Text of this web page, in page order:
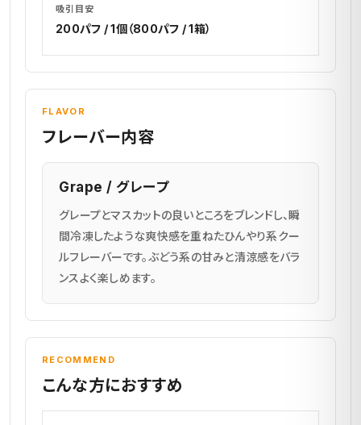
吸引目安
200パフ / 1個（800パフ / 1箱）
FLAVOR
フレーバー内容
Grape / グレープ
グレープとマスカットの良いところをブレンドし、瞬
間冷凍したような爽快感を重ねたひんやり系クー
ルフレーバーです。ぶどう系の甘みと清涼感をバラ
ンスよく楽しめます。
RECOMMEND
こんな方におすすめ